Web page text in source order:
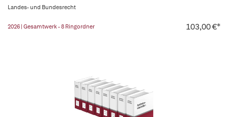
Landes- und Bundesrecht
2026 | Gesamtwerk - 8 Ringordner 103,00 €*